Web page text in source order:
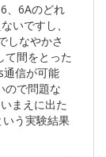
、6Aのどれ
いですし、
しなやかさ
て間をとった
信が可能
ので問題な
まえに出た
う実験結果